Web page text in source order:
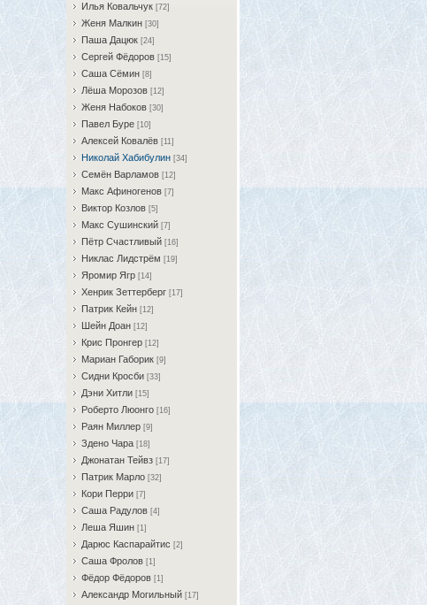
Илья Ковальчук [72]
Женя Малкин [30]
Паша Дацюк [24]
Сергей Фёдоров [15]
Саша Сёмин [8]
Лёша Морозов [12]
Женя Набоков [30]
Павел Буре [10]
Алексей Ковалёв [11]
Николай Хабибулин [34]
Семён Варламов [12]
Макс Афиногенов [7]
Виктор Козлов [5]
Макс Сушинский [7]
Пётр Счастливый [16]
Никлас Лидстрём [19]
Яромир Ягр [14]
Хенрик Зеттерберг [17]
Патрик Кейн [12]
Шейн Доан [12]
Крис Пронгер [12]
Мариан Габорик [9]
Сидни Кросби [33]
Дэни Хитли [15]
Роберто Люонго [16]
Раян Миллер [9]
Здено Чара [18]
Джонатан Тейвз [17]
Патрик Марло [32]
Кори Перри [7]
Саша Радулов [4]
Леша Яшин [1]
Дарюс Каспарайтис [2]
Саша Фролов [1]
Фёдор Фёдоров [1]
Александр Могильный [17]